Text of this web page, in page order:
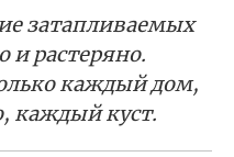
затапливаемых
и растеряно.
каждый дом,
каждый куст.